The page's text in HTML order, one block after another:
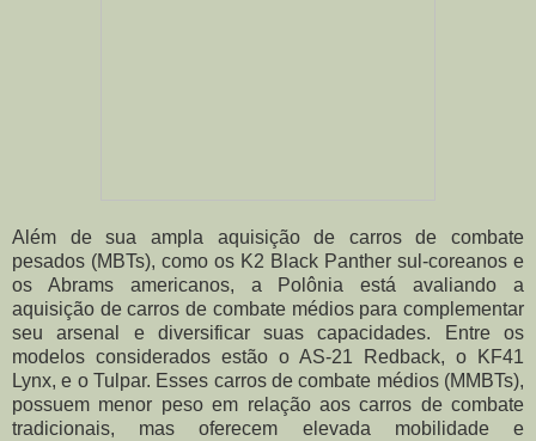
Além de sua ampla aquisição de carros de combate
pesados (MBTs), como os K2 Black Panther sul-coreanos e
os Abrams americanos, a Polônia está avaliando a
aquisição de carros de combate médios para complementar
seu arsenal e diversificar suas capacidades. Entre os
modelos considerados estão o AS-21 Redback, o KF41
Lynx, e o Tulpar. Esses carros de combate médios (MMBTs),
possuem menor peso em relação aos carros de combate
tradicionais, mas oferecem elevada mobilidade e